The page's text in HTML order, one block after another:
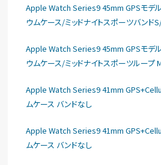
Apple Watch Series9 45mm GPSモデル
ウムケース/ミッドナイトスポーツバンド
Apple Watch Series9 45mm GPSモデル
ウムケース/ミッドナイトスポーツループ
Apple Watch Series9 41mm
ムケース バンドなし
Apple Watch Series9 41mm
ムケース バンドなし